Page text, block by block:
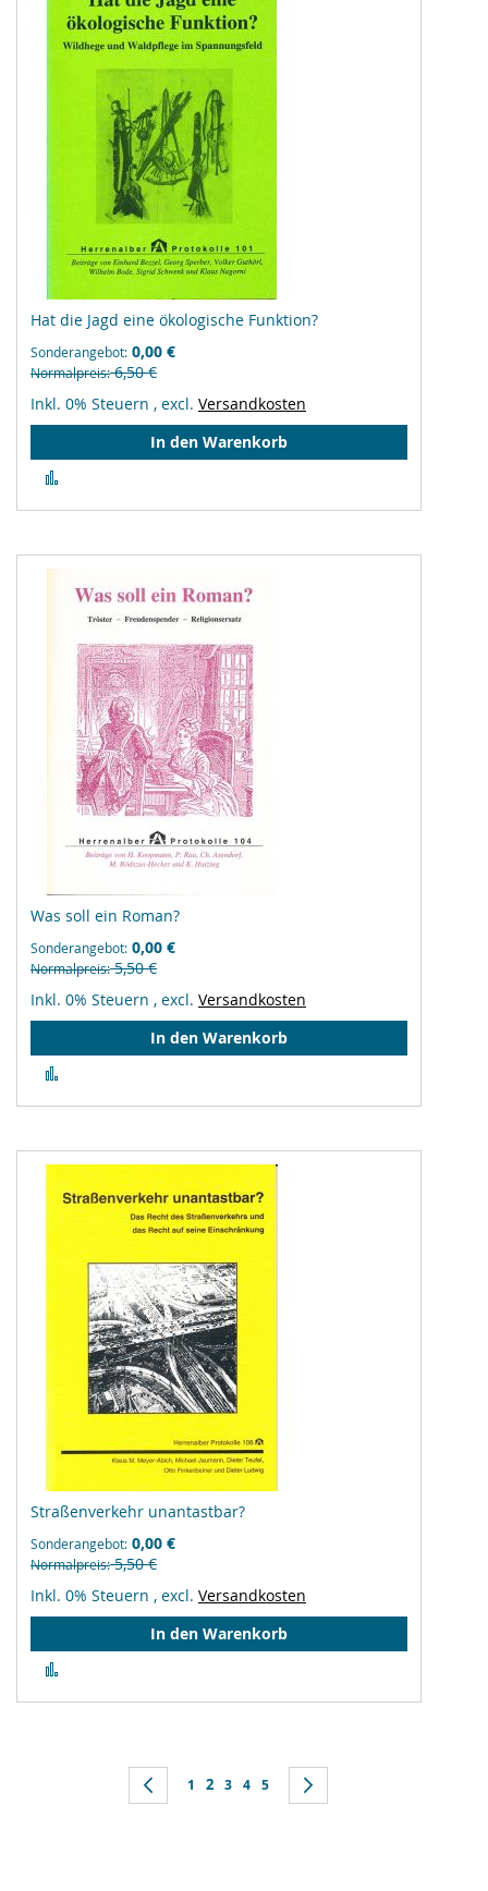
Hat die Jagd eine ökologische Funktion?
Sonderangebot 0,00 €
Normalpreis 6,50 €
Inkl. 0% Steuern , excl. Versandkosten
In den Warenkorb
hinzufügen
Was soll ein Roman?
Sonderangebot 0,00 €
Normalpreis 5,50 €
Inkl. 0% Steuern , excl. Versandkosten
In den Warenkorb
hinzufügen
Straßenverkehr unantastbar?
Sonderangebot 0,00 €
Normalpreis 5,50 €
Inkl. 0% Steuern , excl. Versandkosten
In den Warenkorb
hinzufügen
Seite
Seite
Zurück
Seite
1 Sie lesen gerade Seite
2 Seite
3 Seite
4 Seite
5